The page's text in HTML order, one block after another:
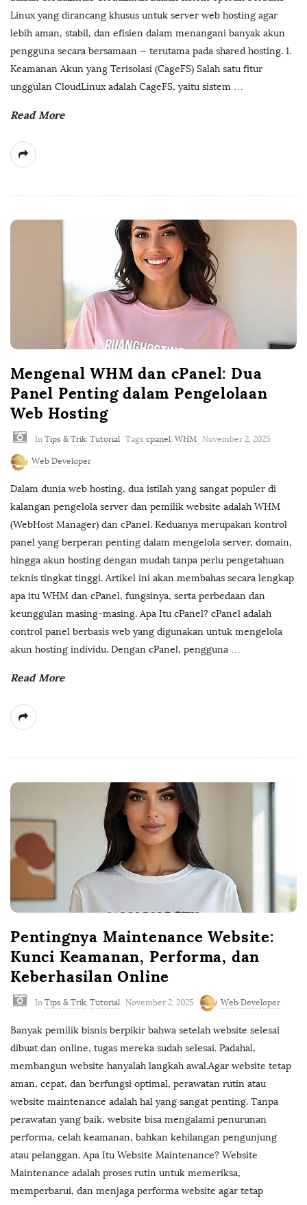
Linux yang dirancang khusus untuk server web hosting agar
lebih aman, stabil, dan efisien dalam menangani banyak akun
pengguna secara bersamaan — terutama pada shared hosting. 1.
Keamanan Akun yang Terisolasi (CageFS) Salah satu fitur
unggulan CloudLinux adalah CageFS, yaitu sistem …
Read More
Mengenal WHM dan cPanel: Dua
Panel Penting dalam Pengelolaan
Web Hosting
In Tips & Trik, Tutorial Tags cpanel, WHM November 2, 2025
Web Developer
Dalam dunia web hosting, dua istilah yang sangat populer di
kalangan pengelola server dan pemilik website adalah WHM
(WebHost Manager) dan cPanel. Keduanya merupakan kontrol
panel yang berperan penting dalam mengelola server, domain,
hingga akun hosting dengan mudah tanpa perlu pengetahuan
teknis tingkat tinggi. Artikel ini akan membahas secara lengkap
apa itu WHM dan cPanel, fungsinya, serta perbedaan dan
keunggulan masing-masing. Apa Itu cPanel? cPanel adalah
control panel berbasis web yang digunakan untuk mengelola
akun hosting individu. Dengan cPanel, pengguna …
Read More
Pentingnya Maintenance Website:
Kunci Keamanan, Performa, dan
Keberhasilan Online
In Tips & Trik, Tutorial November 2, 2025 Web Developer
Banyak pemilik bisnis berpikir bahwa setelah website selesai
dibuat dan online, tugas mereka sudah selesai. Padahal,
membangun website hanyalah langkah awal.Agar website tetap
aman, cepat, dan berfungsi optimal, perawatan rutin atau
website maintenance adalah hal yang sangat penting. Tanpa
perawatan yang baik, website bisa mengalami penurunan
performa, celah keamanan, bahkan kehilangan pengunjung
atau pelanggan. Apa Itu Website Maintenance? Website
Maintenance adalah proses rutin untuk memeriksa,
memperbarui, dan menjaga performa website agar tetap